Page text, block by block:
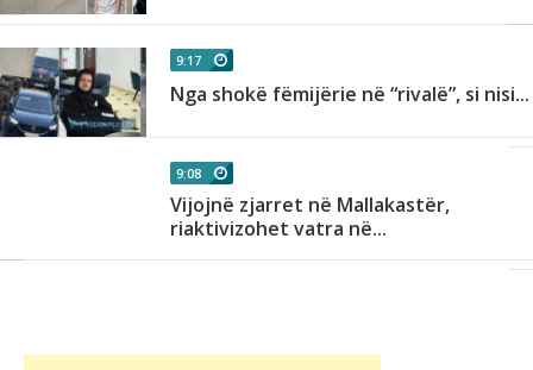
9:17
Nga shokë fëmijërie në “rivalë”, si nisi...
9:08
Vijojnë zjarret në Mallakastër,
riaktivizohet vatra në...